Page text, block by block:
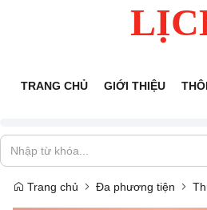
TRANG CHỦ GIỚI THIỆU
Trang chủ Đa phương tiện